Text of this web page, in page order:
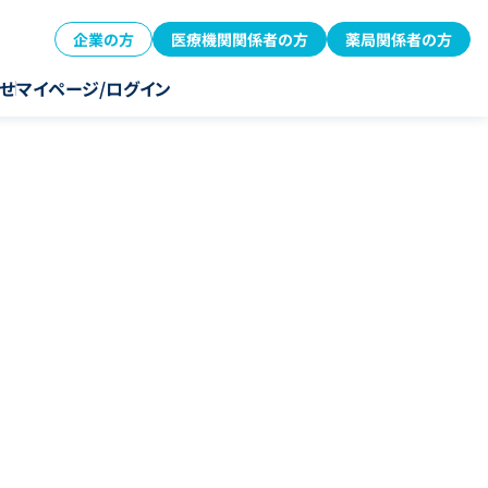
企業の方 医療機関関係者の方 薬局関係者の方
マイページ/ログイン